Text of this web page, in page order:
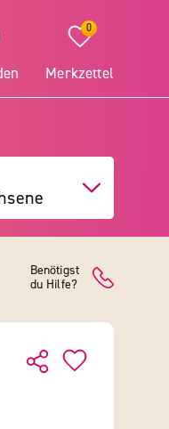
0
Merkzettel
Benötigst
du Hilfe?